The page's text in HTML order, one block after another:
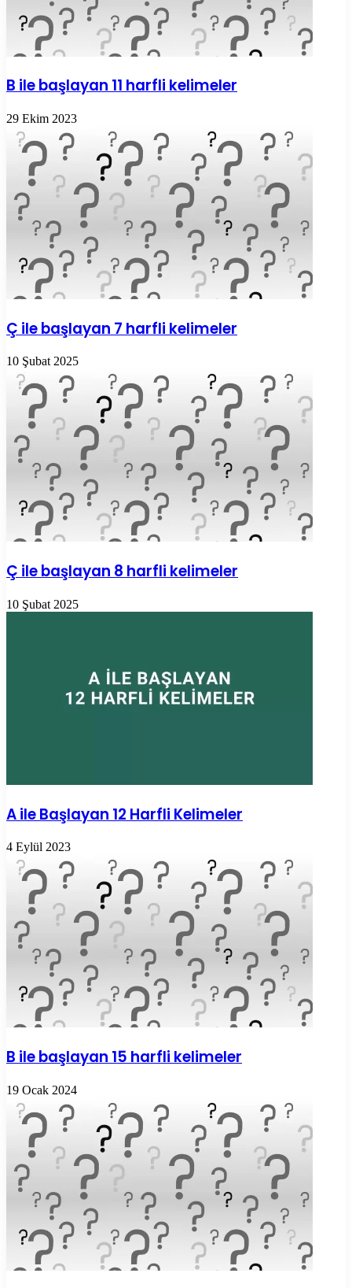
B ile başlayan 11 harfli kelimeler
29 Ekim 2023
Ç ile başlayan 7 harfli kelimeler
10 Şubat 2025
Ç ile başlayan 8 harfli kelimeler
10 Şubat 2025
A ile Başlayan 12 Harfli Kelimeler
4 Eylül 2023
B ile başlayan 15 harfli kelimeler
19 Ocak 2024